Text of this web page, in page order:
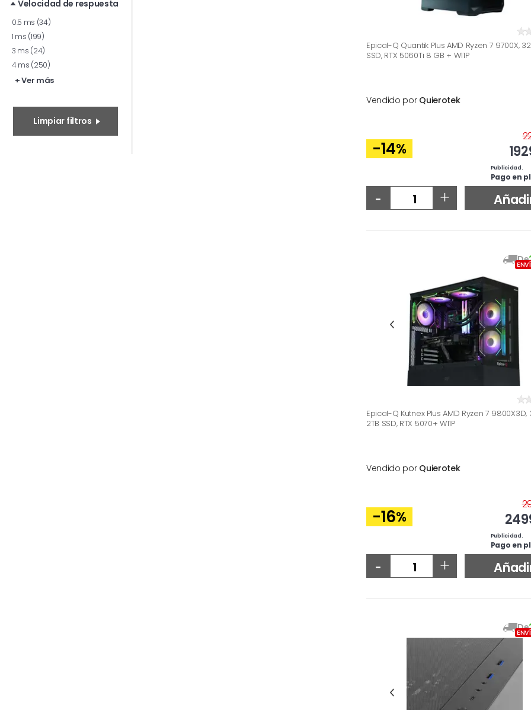
Velocidad de respuesta
0.5 ms (34)
1 ms (199)
3 ms (24)
4 ms (250)
+ Ver más
Limpiar filtros
Epical-Q Quantik Plus AMD Ryzen 7 9700X,
SSD, RTX 5060Ti 8 GB + W11P
Vendido por Quierotek
-14%
Publicidad.
Pago en
- +
De
Epical-Q Kutnex Plus AMD Ryzen 7 9800X3D,
2TB SSD, RTX 5070+ W11P
Vendido por Quierotek
-16%
Publicidad.
Pago en
- +
De